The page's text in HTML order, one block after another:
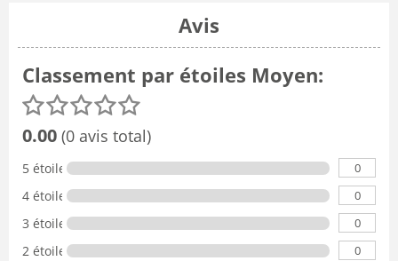
Avis
Classement par étoiles Moyen:
0.00 (0 avis total)
5 étoiles 0
4 étoiles 0
3 étoiles 0
2 étoiles 0